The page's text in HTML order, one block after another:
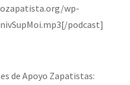
wp-
podcast]
de Apoyo Zapatistas: